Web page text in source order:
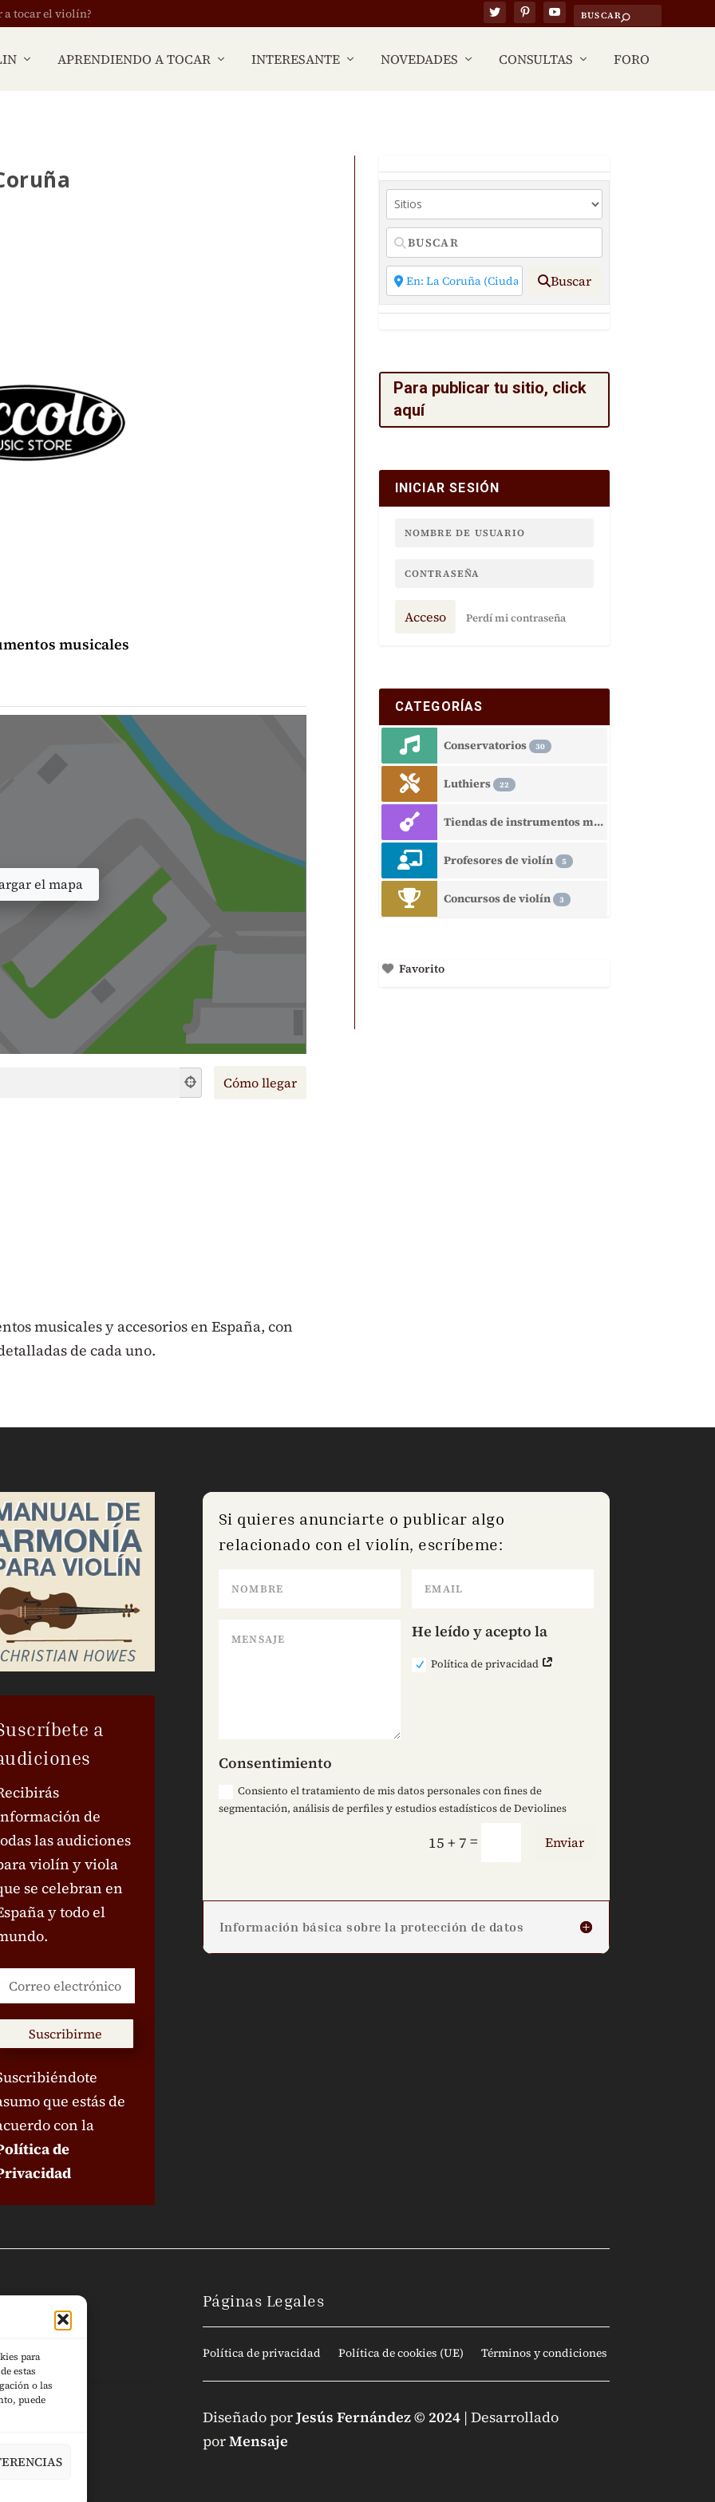
para
estas
o las
puede
a tocar el violín?
APRENDIENDO A TOCAR INTERESANTE NOVEDADES CONSULTAS FORO
musicales
el mapa
musicales y accesorios en España, con
de cada uno.
Buscar
Para publicar tu sitio, click
aquí
INICIAR SESIÓN
Acceso Perdí mi contraseña
CATEGORÍAS
Conservatorios 30
Luthiers 22
Tiendas de instrumentos musicales
Profesores de violín 5
Concursos de violín 3
Favorito
a
de
las audiciones
violín y viola
se celebran en
y todo el
Suscribirme
que estás de
con la
de
Si quieres anunciarte o publicar algo
relacionado con el violín, escríbeme:
He leído y acepto la
Política de privacidad
Consentimiento
Consiento el tratamiento de mis datos personales con fines de
segmentación, análisis de perfiles y estudios estadísticos de Deviolines
15 + 7 = Enviar
Información básica sobre la protección de datos
Páginas Legales
Política de privacidad Política de cookies (UE) Términos y condiciones
Diseñado porJesús Fernández © 2024| Desarrollado
porMensaje